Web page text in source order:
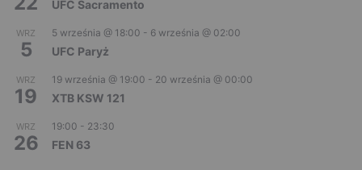
UFC Sacramento
WRZ
5
5 września @ 18:00 - 6 września @ 02:00
UFC Paryż
WRZ
19
19 września @ 19:00 - 20 września @ 00:00
XTB KSW 121
WRZ
26
19:00 - 23:30
FEN 63